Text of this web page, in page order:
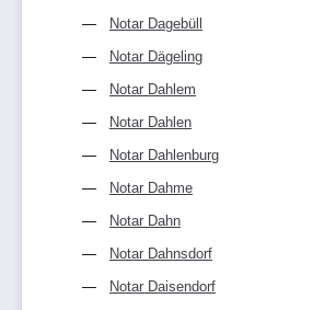
Notar Dagebüll
Notar Dägeling
Notar Dahlem
Notar Dahlen
Notar Dahlenburg
Notar Dahme
Notar Dahn
Notar Dahnsdorf
Notar Daisendorf